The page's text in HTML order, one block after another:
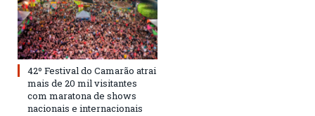
42º Festival do Camarão atrai
mais de 20 mil visitantes
com maratona de shows
nacionais e internacionais